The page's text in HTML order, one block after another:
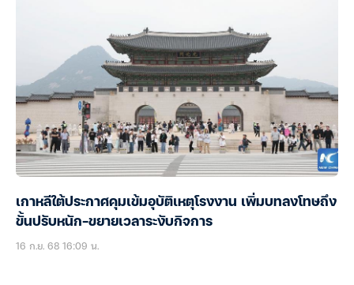
เกาหลีใต้ประกาศคุมเข้มอุบัติเหตุโรงงาน เพิ่มบทลงโทษถึง
ขั้นปรับหนัก-ขยายเวลาระงับกิจการ
16 ก.ย. 68 16:09 น.